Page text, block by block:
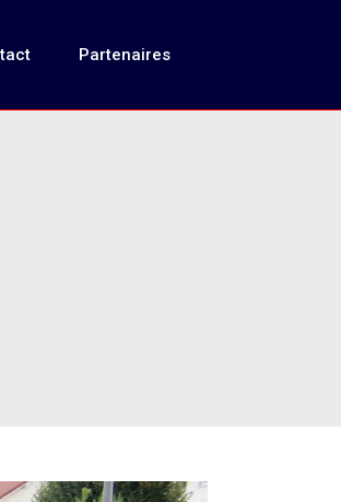
Partenaires